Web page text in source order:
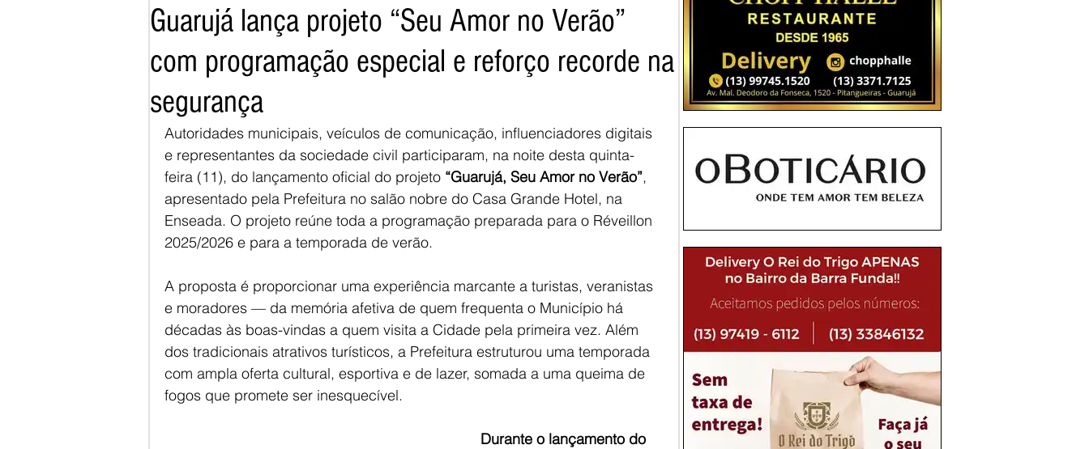
Guarujá lança projeto “Seu Amor no Verão”
com programação especial e reforço recorde na
segurança
Autoridades municipais, veículos de comunicação, influenciadores digitais
e representantes da sociedade civil participaram, na noite desta quinta-
feira (11), do lançamento oficial do projeto “Guarujá, Seu Amor no Verão”,
apresentado pela Prefeitura no salão nobre do Casa Grande Hotel, na
Enseada. O projeto reúne toda a programação preparada para o Réveillon
2025/2026 e para a temporada de verão.
A proposta é proporcionar uma experiência marcante a turistas, veranistas
e moradores — da memória afetiva de quem frequenta o Município há
décadas às boas-vindas a quem visita a Cidade pela primeira vez. Além
dos tradicionais atrativos turísticos, a Prefeitura estruturou uma temporada
com ampla oferta cultural, esportiva e de lazer, somada a uma queima de
fogos que promete ser inesquecível.
Durante o lançamento do